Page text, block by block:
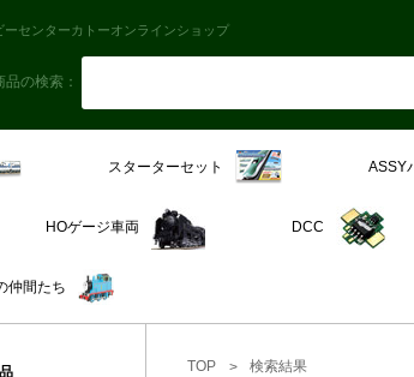
ーセンターカトーオンラインショップ
品の検索：
スターターセット ASSY
HOゲージ車両 DCC
仲間たち
TOP 検索結果